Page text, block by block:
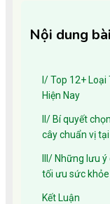
Nội dung
I/ Top 12+
Hiện Nay
II/ Bí quyết
cây chuẩn vị
III/ Những lưu
tối ưu sức khỏe
Kết Luận